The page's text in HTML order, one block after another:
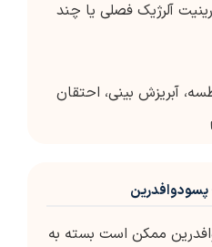
آلرژیک فصلی یا چند
آبریزش بینی، احتقان
ممکن است بسته به